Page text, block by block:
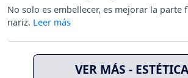
No solo es embellecer, es mejorar la parte
nariz.
VER MÁS -